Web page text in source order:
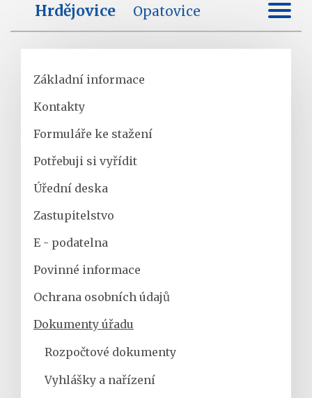
Hrdějovice Opatovice
Základní informace
Kontakty
Formuláře ke stažení
Potřebuji si vyřídit
Úřední deska
Zastupitelstvo
E - podatelna
Povinné informace
Ochrana osobních údajů
Dokumenty úřadu
Rozpočtové dokumenty
Vyhlášky a nařízení